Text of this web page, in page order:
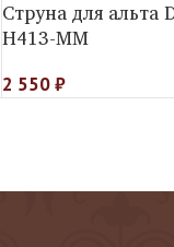
Струна для альта
H413-MM
2 550₽